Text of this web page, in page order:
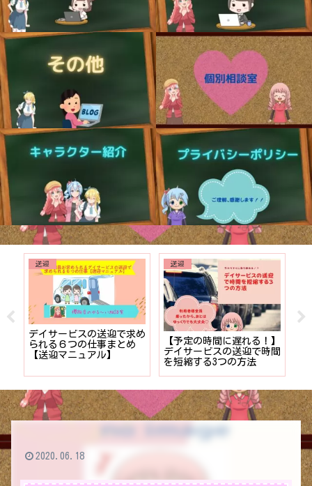
送迎
デイサービスの送迎で求め
られる６つの仕事まとめ
【送迎マニュアル】
送迎
【予定の時間に遅れる！】
デイサービスの送迎で時間
を短縮する3つの方法
2020.06.18